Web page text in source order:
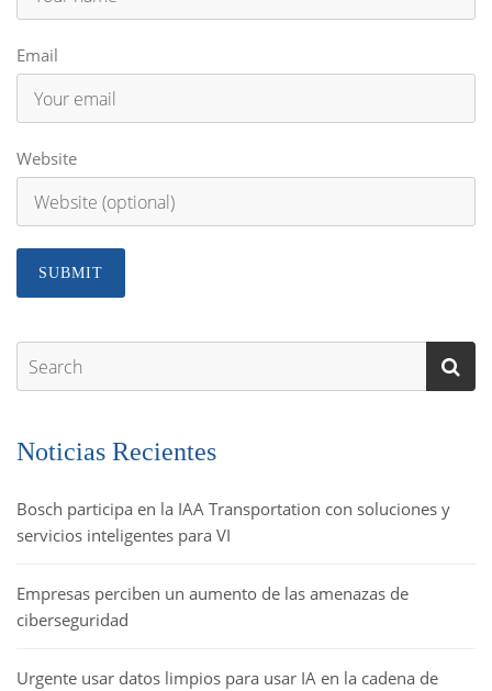
Email
Website
Noticias Recientes
Bosch participa en la IAA Transportation con soluciones y
servicios inteligentes para VI
Empresas perciben un aumento de las amenazas de
ciberseguridad
Urgente usar datos limpios para usar IA en la cadena de